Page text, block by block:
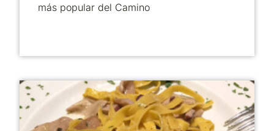
más popular del Camino